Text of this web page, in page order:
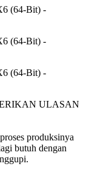
ULASAN
produksinya
butuh dengan